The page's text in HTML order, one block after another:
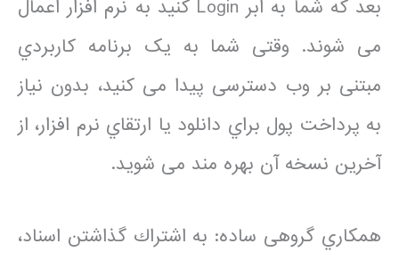
بعد که شما به ابر Login کنید به نرم افزار اعمال
می شوند. وقتی شما به یک برنامه کاربردي
مبتنی بر وب دسترسی پیدا می کنید، بدون نیاز
به پرداخت پول براي دانلود یا ارتقاي نرم افزار، از
آخرین نسخه آن بهره مند می شوید.
همکاري گروهی ساده: به اشتراك گذاشتن اسناد،